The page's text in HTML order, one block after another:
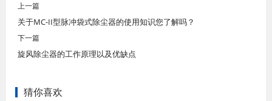
上一篇
关于MC-II型脉冲袋式除尘器的使用知识您了解吗？
下一篇
旋风除尘器的工作原理以及优缺点
猜你喜欢